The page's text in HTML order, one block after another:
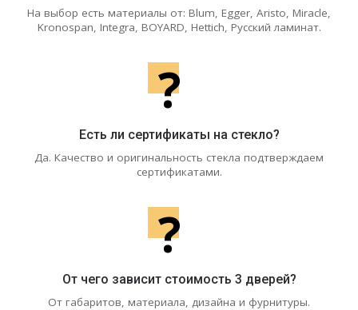
На выбор есть материалы от: Blum, Egger, Aristo, Miracle,
Kronospan, Integra, BOYARD, Hettich, Русский ламинат.
?
Есть ли сертификаты на стекло?
Да. Качество и оригинальность стекла подтверждаем
сертификатами.
?
От чего зависит стоимость 3 дверей?
От габаритов, материала, дизайна и фурнитуры.